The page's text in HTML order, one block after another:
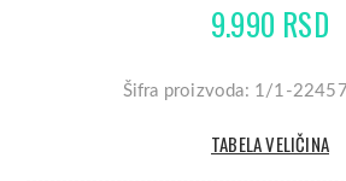
9.990 RSD
Šifra proizvoda: 1/1-
TABELA VELIČINA